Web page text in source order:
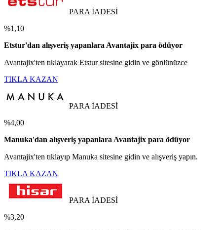
PARA İADESİ
%1,10
Etstur'dan alışveriş yapanlara Avantajix para ödüyor
Avantajix'ten tıklayarak Etstur sitesine gidin ve gönlünüzce
TIKLA KAZAN
PARA İADESİ
%4,00
Manuka'dan alışveriş yapanlara Avantajix para ödüyor
Avantajix'ten tıklayıp Manuka sitesine gidin ve alışveriş yapın.
TIKLA KAZAN
PARA İADESİ
%3,20